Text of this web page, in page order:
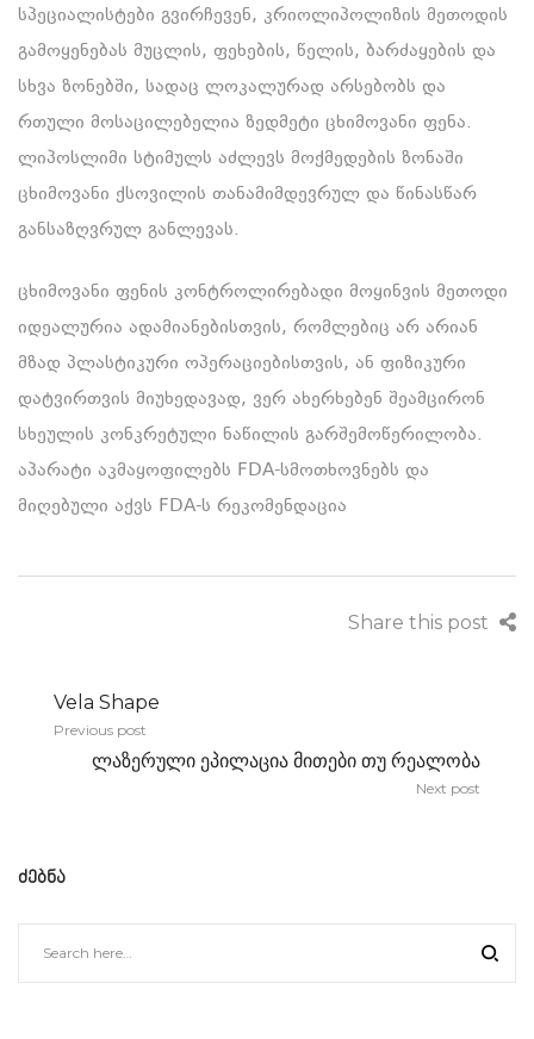
სპეციალისტები გვირჩევენ, კრიოლიპოლიზის მეთოდის
გამოყენებას მუცლის, ფეხების, წელის, ბარძაყების და
სხვა ზონებში, სადაც ლოკალურად არსებობს და
რთული მოსაცილებელია ზედმეტი ცხიმოვანი ფენა.
ლიპოსლიმი სტიმულს აძლევს მოქმედების ზონაში
ცხიმოვანი ქსოვილის თანამიმდევრულ და წინასწარ
განსაზღვრულ განლევას.
ცხიმოვანი ფენის კონტროლირებადი მოყინვის მეთოდი
იდეალურია ადამიანებისთვის, რომლებიც არ არიან
მზად პლასტიკური ოპერაციებისთვის, ან ფიზიკური
დატვირთვის მიუხედავად, ვერ ახერხებენ შეამცირონ
სხეულის კონკრეტული ნაწილის გარშემოწერილობა.
აპარატი აკმაყოფილებს FDA-სმოთხოვნებს და
მიღებული აქვს FDA-ს რეკომენდაცია
Share this post
პოსტის
ნავიგაცია
Vela Shape
Previous post
ლაზერული ეპილაცია მითები თუ რეალობა
Next post
ᲫᲔᲑᲜᲐ